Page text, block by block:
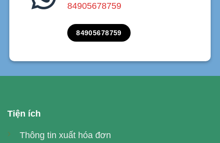
84905678759
84905678759
Tiện ích
Thông tin xuất hóa đơn